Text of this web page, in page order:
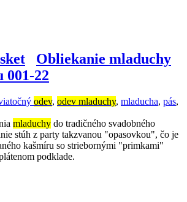
Obliekanie mladuchy
001-22
odev, odev mladuchy, mladucha, pás,
mladuchy do tradičného svadobného
stúh z party takzvanou "opasovkou", čo je
kašmíru so striebornými "primkami"
podklade.